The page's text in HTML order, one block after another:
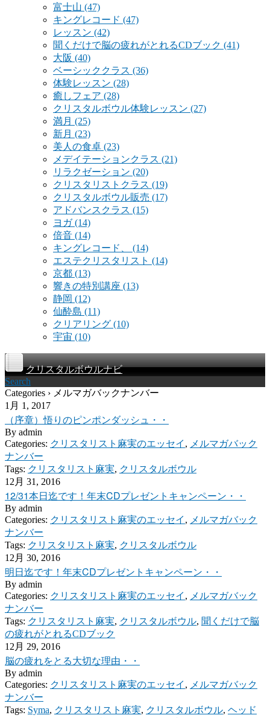
富士山 (47)
キングレコード (47)
レッスン (42)
聞くだけで脳の疲れがとれるCDブック (41)
大阪 (40)
ベーシッククラス (36)
体験レッスン (28)
癒しフェア (28)
クリスタルボウル体験レッスン (27)
満月 (25)
新月 (23)
美人の食卓 (23)
メデイテーションクラス (21)
リラクゼーション (20)
クリスタリストクラス (19)
クリスタルボウル販売 (17)
アドバンスクラス (15)
ヨガ(14)
倍音 (14)
キングレコード、 (14)
エステクリスタリスト (14)
京都 (13)
響きの特別講座 (13)
静岡 (12)
仙酔島 (11)
クリアリング (10)
宇宙 (10)
クリスタルボウルナビ
Search
Categories › メルマガバックナンバー
1月 1, 2017
（序章）悟りのピンポンダッシュ・・
By admin
Categories: クリスタリスト麻実のエッセイ , メルマガバック
ナンバー
Tags: クリスタリスト麻実, クリスタルボウル
12月 31, 2016
12/31本日迄です！年末CDプレゼントキャンペーン・・
By admin
Categories: クリスタリスト麻実のエッセイ , メルマガバック
ナンバー
Tags: クリスタリスト麻実, クリスタルボウル
12月 30, 2016
明日迄です！年末CDプレゼントキャンペーン・・
By admin
Categories: クリスタリスト麻実のエッセイ , メルマガバック
ナンバー
Tags: クリスタリスト麻実, クリスタルボウル, 聞くだけで脳
の疲れがとれるCDブック
12月 29, 2016
脳の疲れをとる大切な理由・・
By admin
Categories: クリスタリスト麻実のエッセイ , メルマガバック
ナンバー
Tags: Syma, クリスタリスト麻実, クリスタルボウル, ヘッド